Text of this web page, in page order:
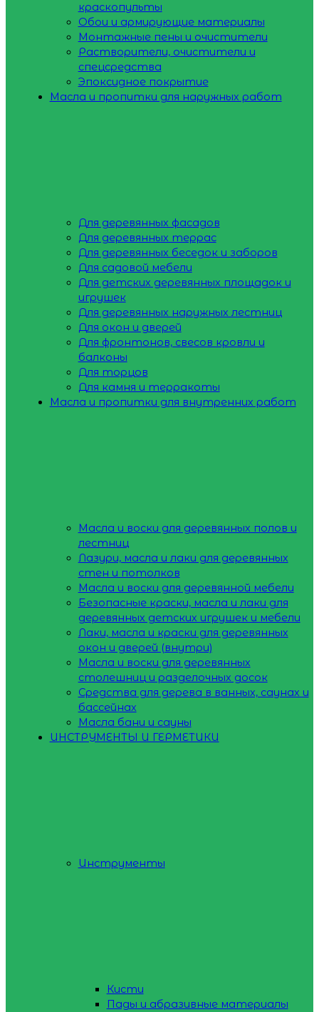
краскопульты
Обои и армирующие материалы
Монтажные пены и очистители
Растворители, очистители и
спецсредства
Эпоксидное покрытие
Масла и пропитки для наружных работ
Для деревянных фасадов
Для деревянных террас
Для деревянных беседок и заборов
Для садовой мебели
Для детских деревянных площадок и
игрушек
Для деревянных наружных лестниц
Для окон и дверей
Для фронтонов, свесов кровли и
балконы
Для торцов
Для камня и терракоты
Масла и пропитки для внутренних работ
Масла и воски для деревянных полов и
лестниц
Лазури, масла и лаки для деревянных
стен и потолков
Масла и воски для деревянной мебели
Безопасные краски, масла и лаки для
деревянных детских игрушек и мебели
Лаки, масла и краски для деревянных
окон и дверей (внутри)
Масла и воски для деревянных
столешниц и разделочных досок
Средства для дерева в ванных, саунах и
бассейнах
Масла бани и сауны
ИНСТРУМЕНТЫ И ГЕРМЕТИКИ
Инструменты
Кисти
Пады и абразивные материалы